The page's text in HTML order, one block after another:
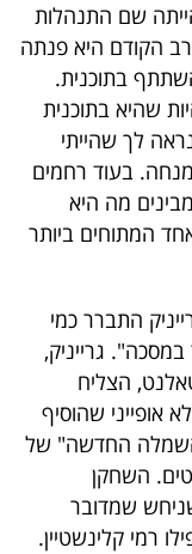
שם התנהלות
הקודם היא פנתה
בתוכנית.
שהיא בתוכנית
לך שהייתי
בעוד רחמים
מה היא
המתוחים ביותר
התברר כמי
גרייניק,
הצליח
אופייני שהוסיף
"השמלה החדשה" של
השחקן
שמדובר
רמי קלינשטיין.